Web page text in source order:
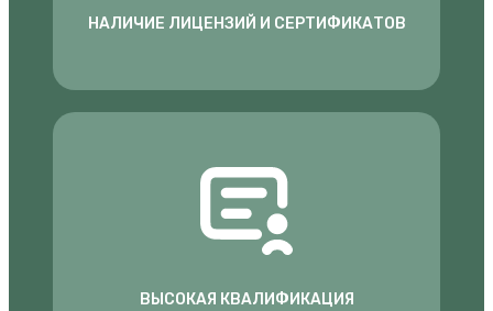
НАЛИЧИЕ ЛИЦЕНЗИЙ И СЕРТИФИКАТОВ
ВЫСОКАЯ КВАЛИФИКАЦИЯ